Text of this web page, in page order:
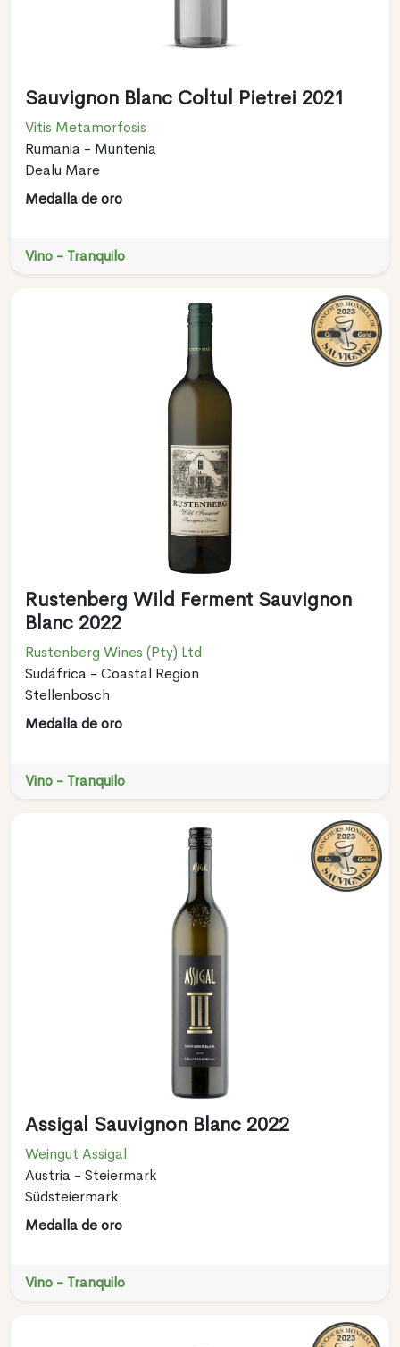
Sauvignon Blanc Coltul Pietrei 2021
Vitis Metamorfosis
Rumania - Muntenia
Dealu Mare
Medalla de oro
Vino - Tranquilo
Rustenberg Wild Ferment Sauvignon
Blanc 2022
Rustenberg Wines (Pty) Ltd
Sudáfrica - Coastal Region
Stellenbosch
Medalla de oro
Vino - Tranquilo
Assigal Sauvignon Blanc 2022
Weingut Assigal
Austria - Steiermark
Südsteiermark
Medalla de oro
Vino - Tranquilo